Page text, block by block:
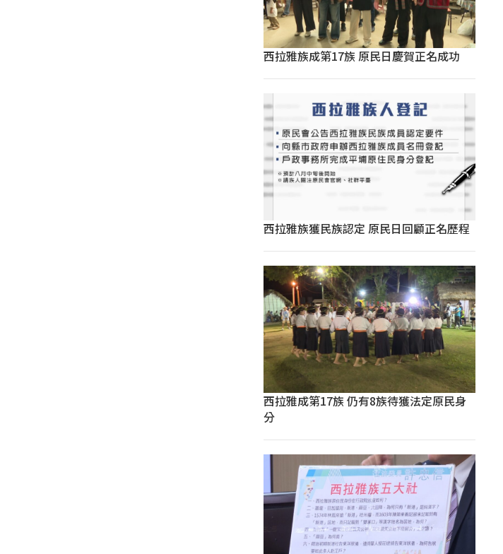
西拉雅族成第17族 原民日慶賀正名成功
西拉雅族獲民族認定 原民日回顧正名歷程
西拉雅成第17族 仍有8族待獲法定原民身
分